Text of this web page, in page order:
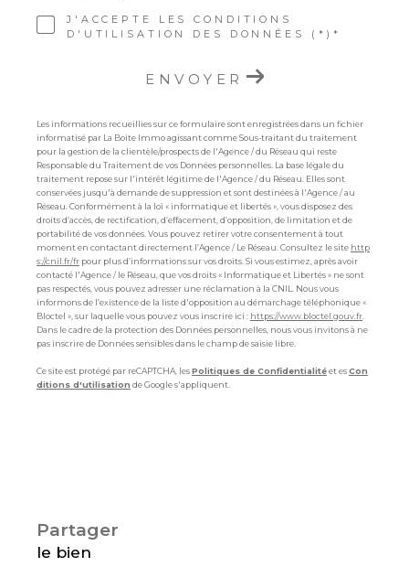
J'ACCEPTE LES CONDITIONS
D'UTILISATION DES DONNÉES (*)*
ENVOYER
Les informations recueillies sur ce formulaire sont enregistrées dans un fichier
informatisé par La Boite Immo agissant comme Sous-traitant du traitement
pour la gestion de la clientèle/prospects de l'Agence / du Réseau qui reste
Responsable du Traitement de vos Données personnelles. La base légale du
traitement repose sur l'intérêt légitime de l'Agence / du Réseau. Elles sont
conservées jusqu'à demande de suppression et sont destinées à l'Agence / au
Réseau. Conformément à la loi « informatique et libertés », vous disposez des
droits d’accès, de rectification, d’effacement, d’opposition, de limitation et de
portabilité de vos données. Vous pouvez retirer votre consentement à tout
moment en contactant directement l’Agence / Le Réseau. Consultez le site http
s://cnil.fr/fr pour plus d’informations sur vos droits. Si vous estimez, après avoir
contacté l'Agence / le Réseau, que vos droits « Informatique et Libertés » ne sont
pas respectés, vous pouvez adresser une réclamation à la CNIL. Nous vous
informons de l’existence de la liste d'opposition au démarchage téléphonique «
Bloctel », sur laquelle vous pouvez vous inscrire ici : https://www.bloctel.gouv.fr
Dans le cadre de la protection des Données personnelles, nous vous invitons à ne
pas inscrire de Données sensibles dans le champ de saisie libre.
Ce site est protégé par reCAPTCHA, lesPolitiques de Confidentialitéet esCon
ditions d'utilisation de Google s'appliquent.
partager
le bien